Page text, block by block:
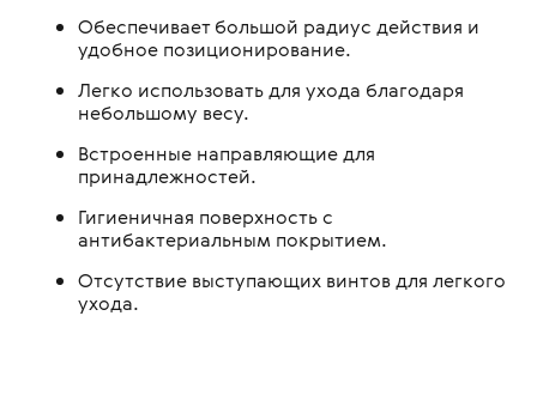
Обеспечивает большой радиус действия и
удобное позиционирование.
Легко использовать для ухода благодаря
небольшому весу.
Встроенные направляющие для
принадлежностей.
Гигиеничная поверхность с
антибактериальным покрытием.
Отсутствие выступающих винтов для легкого
ухода.